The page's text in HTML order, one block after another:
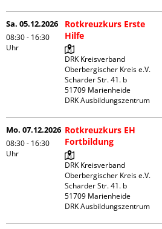
Sa. 05.12.2026
08:30 - 16:30
Uhr
Rotkreuzkurs Erste
Hilfe
DRK Kreisverband
Oberbergischer Kreis e.V.
Scharder Str. 41. b
51709 Marienheide
DRK Ausbildungszentrum
Mo. 07.12.2026
08:30 - 16:30
Uhr
Rotkreuzkurs EH
Fortbildung
DRK Kreisverband
Oberbergischer Kreis e.V.
Scharder Str. 41. b
51709 Marienheide
DRK Ausbildungszentrum